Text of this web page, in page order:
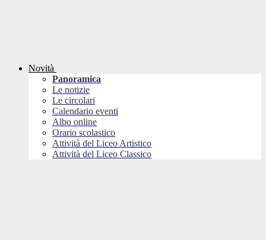
Novità
Panoramica
Le notizie
Le circolari
Calendario eventi
Albo online
Orario scolastico
Attività del Liceo Artistico
Attività del Liceo Classico